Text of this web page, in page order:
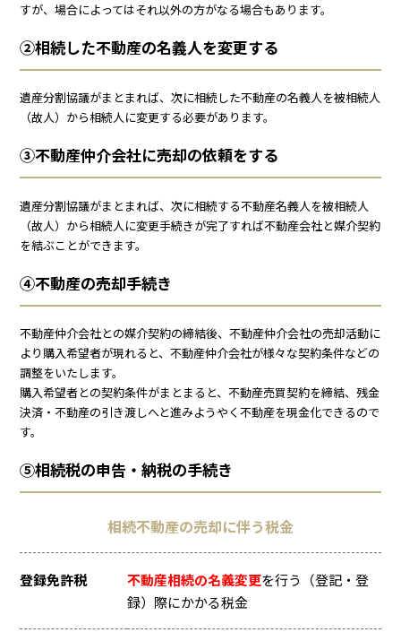
すが、場合によってはそれ以外の方がなる場合もあります。
②相続した不動産の名義人を変更する
遺産分割協議がまとまれば、次に相続した不動産の名義人を被相続人
（故人）から相続人に変更する必要があります。
③不動産仲介会社に売却の依頼をする
遺産分割協議がまとまれば、次に相続する不動産名義人を被相続人
（故人）から相続人に変更手続きが完了すれば不動産会社と媒介契約
を結ぶことができます。
④不動産の売却手続き
不動産仲介会社との媒介契約の締結後、不動産仲介会社の売却活動に
より購入希望者が現れると、不動産仲介会社が様々な契約条件などの
調整をいたします。
購入希望者との契約条件がまとまると、不動産売買契約を締結、残金
決済・不動産の引き渡しへと進みようやく不動産を現金化できるので
す。
⑤相続税の申告・納税の手続き
相続不動産の売却に伴う税金
登録免許税 不動産相続の名義変更を行う（登記・登
録）際にかかる税金